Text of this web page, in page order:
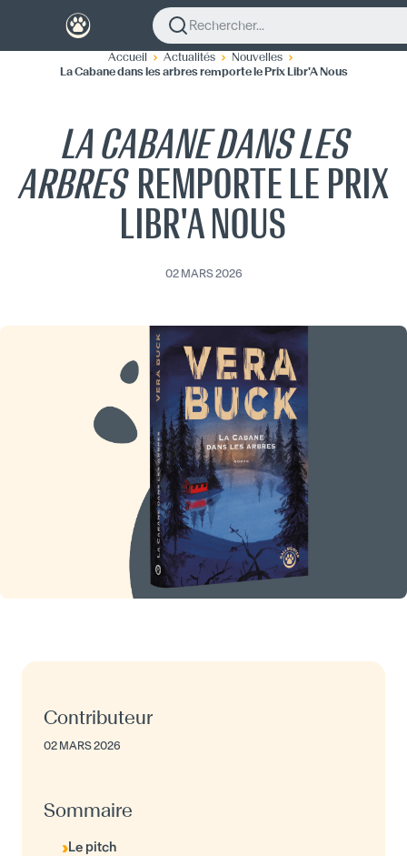
Rechercher...
Accueil Actualités
Nouvelles
La Cabane dans les arbres remporte le Prix Libr'A Nous
LA CABANE DANS LES
ARBRESREMPORTE LE PRIX
LIBR'A NOUS
02 MARS 2026
Contributeur
02 MARS 2026
Sommaire
Le pitch